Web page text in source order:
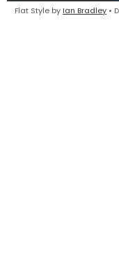
Flat Style by Ian Bradley •